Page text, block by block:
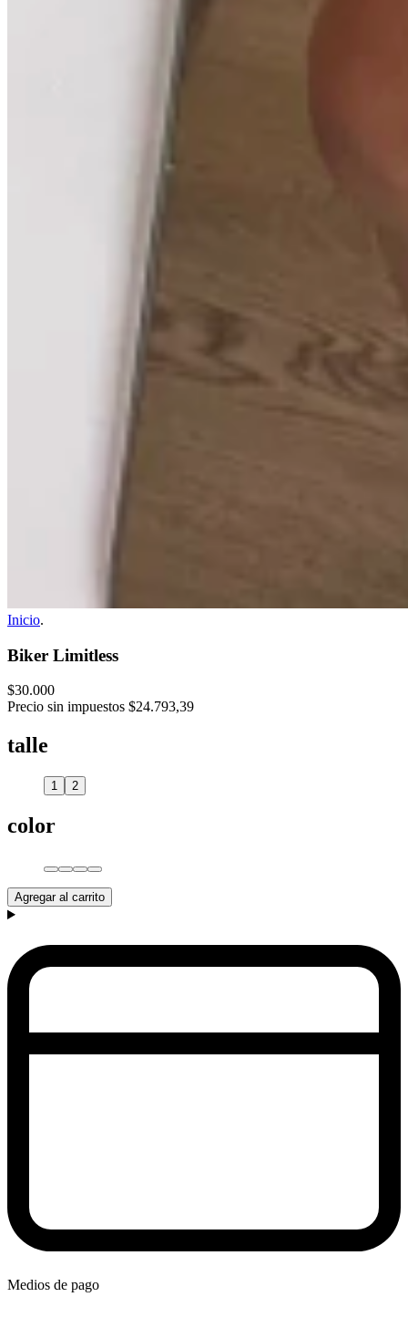
Inicio.
Biker Limitless
$30.000
Precio sin impuestos $24.793,39
talle
1 2
color
Agregar al carrito
Medios de pago